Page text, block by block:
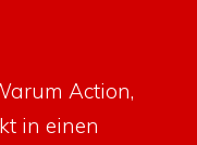
Action,
in einen